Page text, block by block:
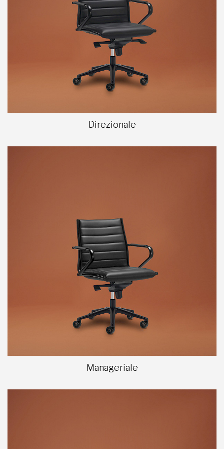
Direzionale
Manageriale